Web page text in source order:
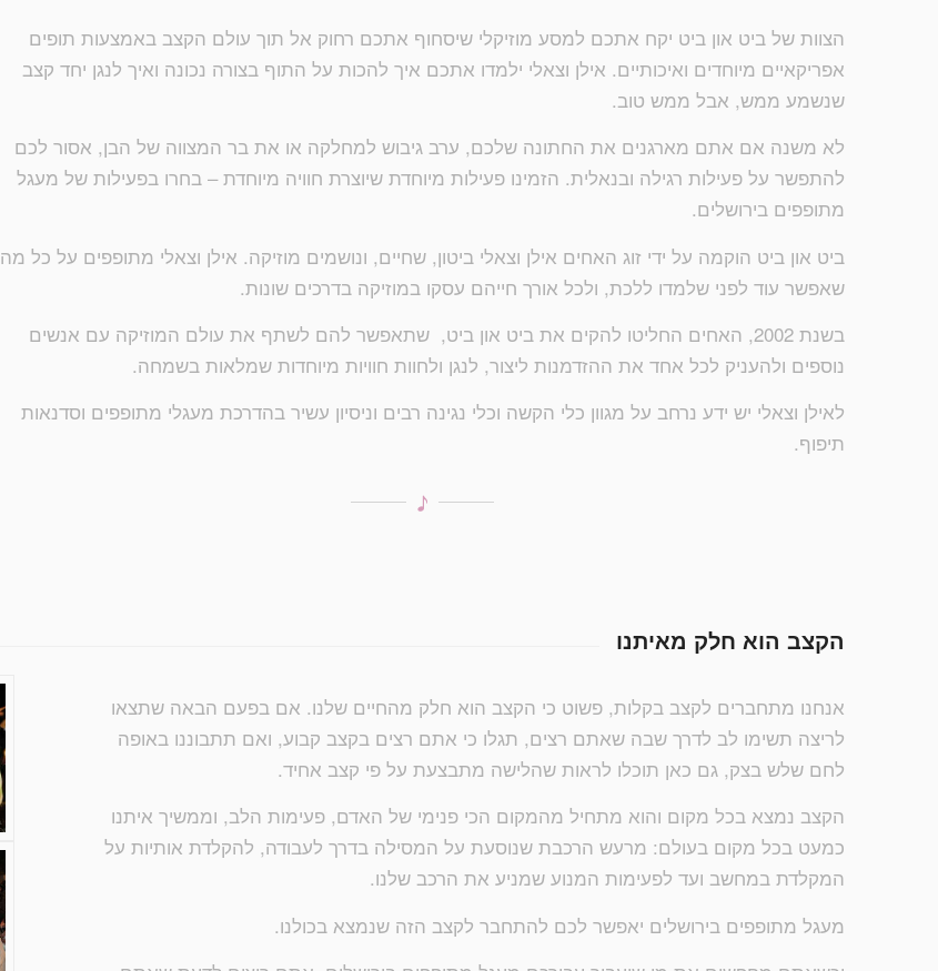
הצוות של ביט און ביט יקח אתכם למסע מוזיקלי שיסחוף אתכם רחוק אל תוך עולם הקצב באמצעות תופים
אפריקאיים מיוחדים ואיכותיים. אילן וצאלי ילמדו אתכם איך להכות על התוף בצורה נכונה ואיך לנגן יחד קצב
שנשמע ממש, אבל ממש טוב.
לא משנה אם אתם מארגנים את החתונה שלכם, ערב גיבוש למחלקה או את בר המצווה של הבן, אסור לכם
להתפשר על פעילות רגילה ובנאלית. הזמינו פעילות מיוחדת שיוצרת חוויה מיוחדת – בחרו בפעילות של מעגל
מתופפים בירושלים.
ביט און ביט הוקמה על ידי זוג האחים אילן וצאלי ביטון, שחיים, ונושמים מוזיקה. אילן וצאלי מתופפים על כל מה
שאפשר עוד לפני שלמדו ללכת, ולכל אורך חייהם עסקו במוזיקה בדרכים שונות.
בשנת 2002, האחים החליטו להקים את ביט און ביט, שתאפשר להם לשתף את עולם המוזיקה עם אנשים
נוספים ולהעניק לכל אחד את ההזדמנות ליצור, לנגן ולחוות חוויות מיוחדות שמלאות בשמחה.
לאילן וצאלי יש ידע נרחב על מגוון כלי הקשה וכלי נגינה רבים וניסיון עשיר בהדרכת מעגלי מתופפים וסדנאות
תיפוף.
הקצב הוא חלק מאיתנו
אנחנו מתחברים לקצב בקלות, פשוט כי הקצב הוא חלק מהחיים שלנו. אם בפעם הבאה שתצאו
לריצה תשימו לב לדרך שבה שאתם רצים, תגלו כי אתם רצים בקצב קבוע, ואם תתבוננו באופה
לחם שלש בצק, גם כאן תוכלו לראות שהלישה מתבצעת על פי קצב אחיד.
הקצב נמצא בכל מקום והוא מתחיל מהמקום הכי פנימי של האדם, פעימות הלב, וממשיך איתנו
כמעט בכל מקום בעולם: מרעש הרכבת שנוסעת על המסילה בדרך לעבודה, להקלדת אותיות על
המקלדת במחשב ועד לפעימות המנוע שמניע את הרכב שלנו.
מעגל מתופפים בירושלים יאפשר לכם להתחבר לקצב הזה שנמצא בכולנו.